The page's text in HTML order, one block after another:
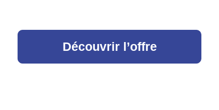
Découvrir l’offre